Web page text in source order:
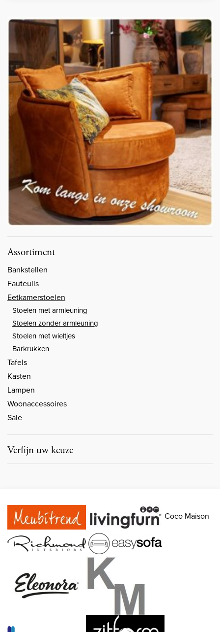
Assortiment
Bankstellen
Fauteuils
Eetkamerstoelen
Stoelen met armleuning
Stoelen zonder armleuning
Stoelen met wieltjes
Barkrukken
Tafels
Kasten
Lampen
Woonaccessoires
Sale
Verfijn uw keuze
Coco Maison